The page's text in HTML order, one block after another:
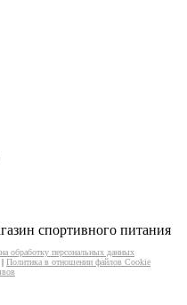
спортивного питания
обработку персональных данных
| Политика в отношении файлов Cookie